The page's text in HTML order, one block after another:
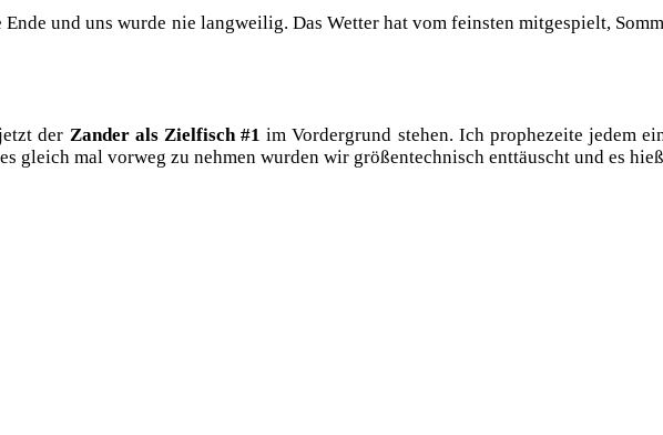
und uns wur­de nie lang­wei­lig. Das Wet­ter hat vom feins­ten mit­ge­spielt,
der Zan­der als Ziel­fisch #1 im Vor­der­grund ste­hen. Ich pro­phe­zei­te jedem
gleich mal vor­weg zu neh­men wur­den wir grö­ßen­tech­nisch ent­täuscht und es